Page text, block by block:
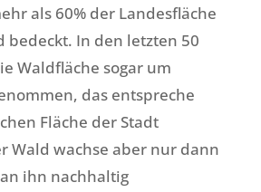
als 60% der Landesfläche
bedeckt. In den letzten 50
Waldfläche sogar um
das entspreche
Fläche der Stadt
Wald wachse aber nur dann
ihn nachhaltig